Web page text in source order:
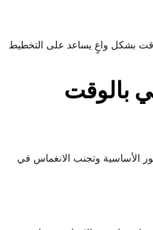
بشكل واعٍ يساعد على التخطيط
بالوقت
الأساسية وتجنب الانغماس في